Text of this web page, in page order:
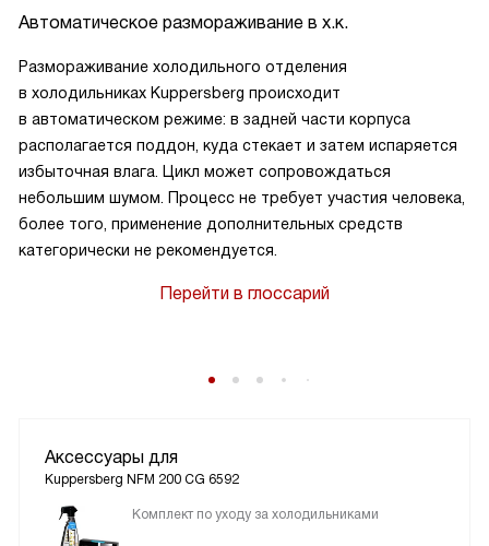
Автоматическое размораживание в х.к.
Размораживание холодильного отделения
в холодильниках Kuppersberg происходит
в автоматическом режиме: в задней части корпуса
располагается поддон, куда стекает и затем испаряется
избыточная влага. Цикл может сопровождаться
небольшим шумом. Процесс не требует участия человека,
более того, применение дополнительных средств
категорически не рекомендуется.
Перейти в глоссарий
Аксессуары для
Kuppersberg NFM 200 CG 6592
Комплект по уходу за холодильниками